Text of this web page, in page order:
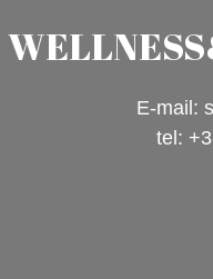
E-mail:
tel: